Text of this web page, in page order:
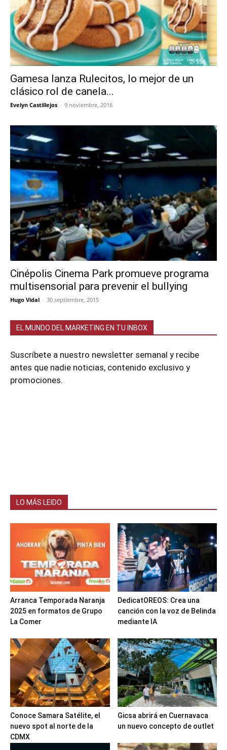
Gamesa lanza Rulecitos, lo mejor de un
clásico rol de canela...
Evelyn Castillejos - 9 noviembre, 2016
Cinépolis Cinema Park promueve programa
multisensorial para prevenir el bullying
Hugo Vidal - 30 septiembre, 2015
EL MUNDO DEL MARKETING EN TU INBOX
Suscríbete a nuestro newsletter semanal y recibe
antes que nadie noticias, contenido exclusivo y
promociones.
LO MÁS LEIDO
Arranca Temporada Naranja
2025 en formatos de Grupo
La Comer
DedicatOREOS: Crea una
canción con la voz de Belinda
mediante IA
Conoce Samara Satélite, el
nuevo spot al norte de la
CDMX
Gicsa abrirá en Cuernavaca
un nuevo concepto de outlet